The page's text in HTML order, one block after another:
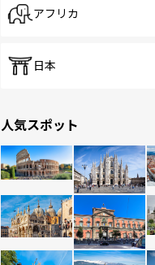
アフリカ
日本
人気スポット